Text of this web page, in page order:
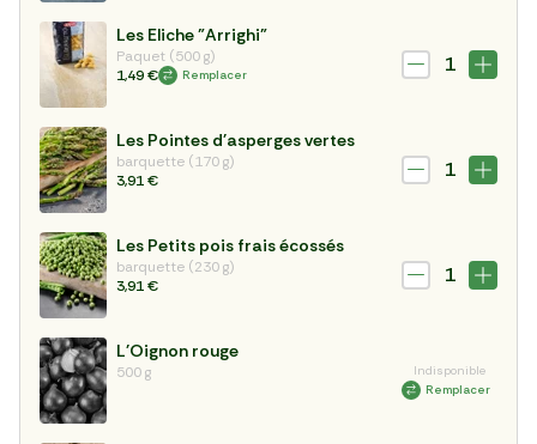
Les Eliche "Arrighi"
Paquet (500 g)
1,49 €
Remplacer 1
Les Pointes d'asperges vertes
barquette (170 g)
3,91 €
1
Les Petits pois frais écossés
barquette (230 g)
3,91 €
1
L'Oignon rouge
500 g
Indisponible
Remplacer